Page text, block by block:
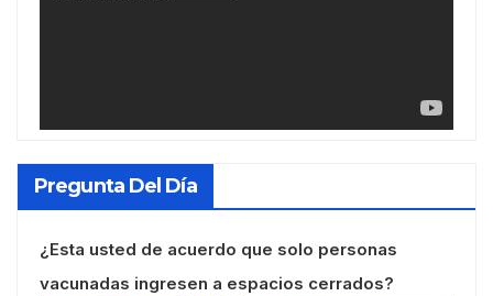
Pregunta Del Día
¿Esta usted de acuerdo que solo personas
vacunadas ingresen a espacios cerrados?